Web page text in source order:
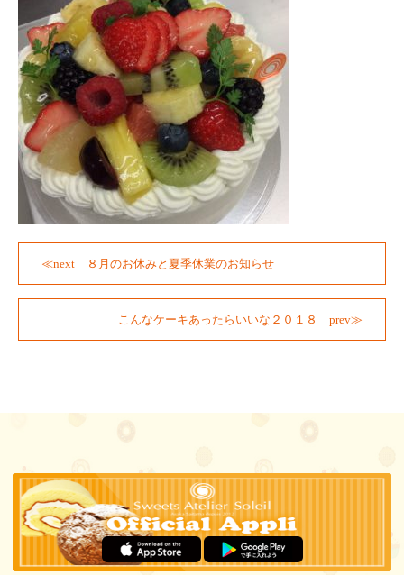
８月のお休みと夏季休業のお知らせ
こんなケーキあったらいいな２０１８